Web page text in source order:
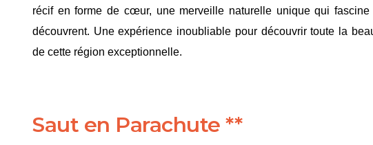
récif en forme de cœur, une merveille naturelle unique qui
découvrent. Une expérience inoubliable pour découvrir toute la
de cette région exceptionnelle.
Saut en Parachute **